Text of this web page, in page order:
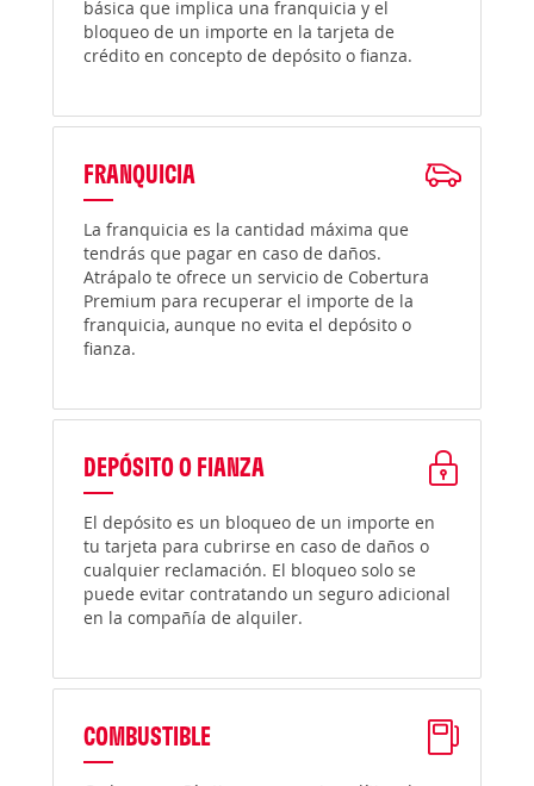
básica que implica una franquicia y el
bloqueo de un importe en la tarjeta de
crédito en concepto de depósito o fianza.
FRANQUICIA
La franquicia es la cantidad máxima que
tendrás que pagar en caso de daños.
Atrápalo te ofrece un servicio de Cobertura
Premium para recuperar el importe de la
franquicia, aunque no evita el depósito o
fianza.
DEPÓSITO O FIANZA
El depósito es un bloqueo de un importe en
tu tarjeta para cubrirse en caso de daños o
cualquier reclamación. El bloqueo solo se
puede evitar contratando un seguro adicional
en la compañía de alquiler.
COMBUSTIBLE